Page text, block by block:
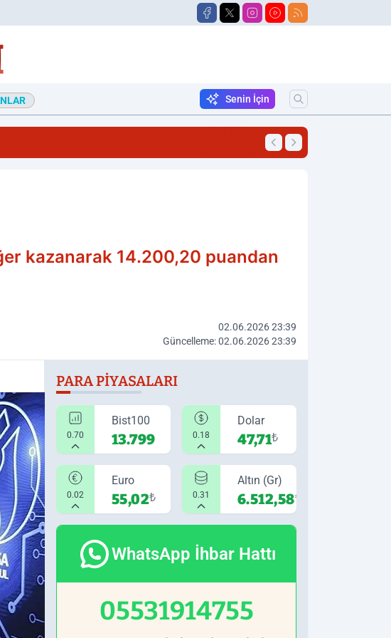
Senin İçin
18:06 Traktörün Altında
kazanarak 14.200,20 puandan
02.06.2026 23:39
Güncelleme: 02.06.2026 23:39
PARA PIYASALARI
0.70
Bist100
13.799 0.18
Dolar
47,71₺
0.02
Euro
55,02₺ 0.31
Altın (Gr)
6.512,58₺
WhatsApp İhbar Hattı
05531914755